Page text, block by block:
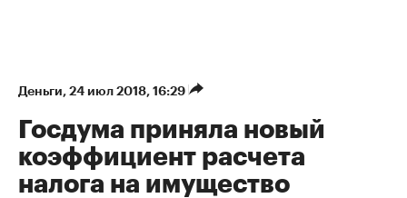
Деньги⁠, 24 июл 2018, 16:29
Госдума приняла новый
коэффициент расчета
налога на имущество